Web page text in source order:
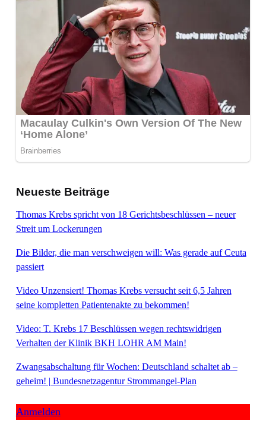
Neueste Beiträge
Thomas Krebs spricht von 18 Gerichtsbeschlüssen – neuer
Streit um Lockerungen
Die Bilder, die man verschweigen will: Was gerade auf Ceuta
passiert
Video Unzensiert! Thomas Krebs versucht seit 6,5 Jahren
seine kompletten Patientenakte zu bekommen!
Video: T. Krebs 17 Beschlüssen wegen rechtswidrigen
Verhalten der Klinik BKH LOHR AM Main!
Zwangsabschaltung für Wochen: Deutschland schaltet ab –
geheim! | Bundesnetzagentur Strommangel-Plan
Anmelden